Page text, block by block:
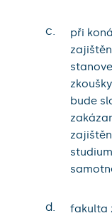
c.
při
bude
d.
fakulta